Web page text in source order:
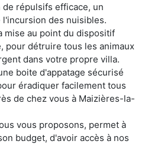
répulsifs efficace, un
des nuisibles.
mise au point du dispositif
pour détruire tous les animaux
dans votre propre villa.
boite d'appatage sécurisé
éradiquer facilement tous
de chez vous à Maizières-la-
vous proposons, permet à
budget, d'avoir accès à nos